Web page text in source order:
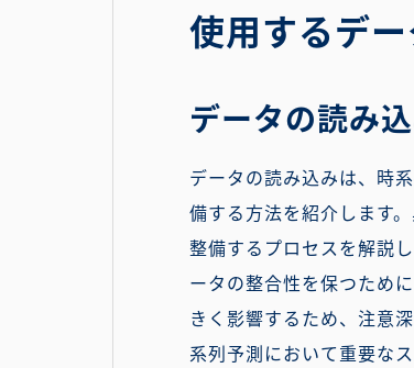
使用するデ
データの読み
データの読み込みは、時
備する方法を紹介します
整備するプロセスを解説
ータの整合性を保つため
きく影響するため、注意
系列予測において重要な